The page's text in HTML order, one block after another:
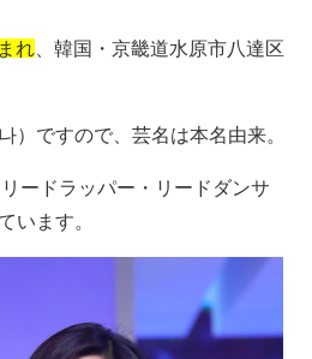
れ 、韓国・京畿道水原市八達区
）ですので、芸名は本名由来。
ードラッパー・リードダンサ
います。